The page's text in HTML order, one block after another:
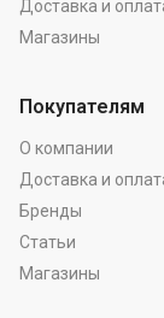
Доставка и
Магазины
Покупателям
О компании
Доставка и
Бренды
Статьи
Магазины